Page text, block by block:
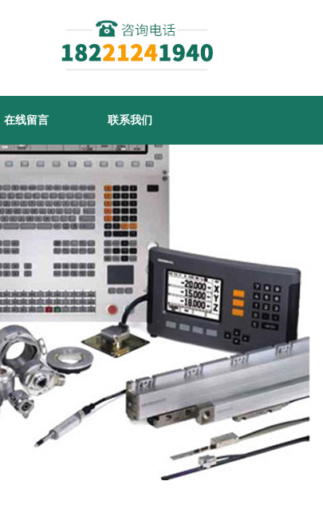
在线留言 联系我们